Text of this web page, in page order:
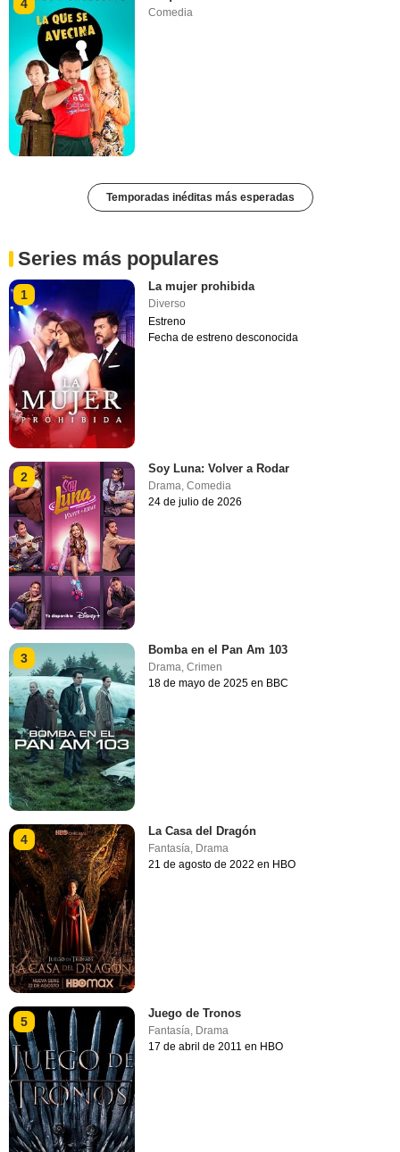
4
Comedia
Temporadas inéditas más esperadas
Series más populares
1
La mujer prohibida
Diverso
Estreno
Fecha de estreno desconocida
2
Soy Luna: Volver a Rodar
Drama ,Comedia
24 de julio de 2026
3
Bomba en el Pan Am 103
Drama,Crimen
18 de mayo de 2025 en BBC
4
La Casa del Dragón
Fantasía, Drama
21 de agosto de 2022 en HBO
5
Juego de Tronos
Fantasía Drama
17 de abril de 2011 en HBO